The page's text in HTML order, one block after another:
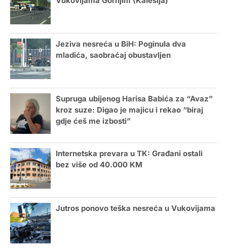
Jeziva nesreća u BiH: Poginula dva
mladića, saobraćaj obustavljen
Supruga ubijenog Harisa Babića za “Avaz”
kroz suze: Digao je majicu i rekao “biraj
gdje ćeš me izbosti”
Internetska prevara u TK: Građani ostali
bez više od 40.000 KM
Jutros ponovo teška nesreća u Vukovijama